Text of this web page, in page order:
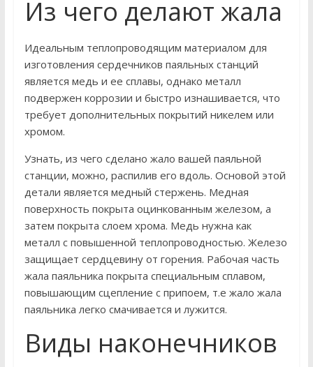
Из чего делают жала
Идеальным теплопроводящим материалом для
изготовления сердечников паяльных станций
является медь и ее сплавы, однако металл
подвержен коррозии и быстро изнашивается, что
требует дополнительных покрытий никелем или
хромом.
Узнать, из чего сделано жало вашей паяльной
станции, можно, распилив его вдоль. Основой этой
детали является медный стержень. Медная
поверхность покрыта оцинкованным железом, а
затем покрыта слоем хрома. Медь нужна как
металл с повышенной теплопроводностью. Железо
защищает сердцевину от горения. Рабочая часть
жала паяльника покрыта специальным сплавом,
повышающим сцепление с припоем, т.е жало жала
паяльника легко смачивается и лужится.
Виды наконечников